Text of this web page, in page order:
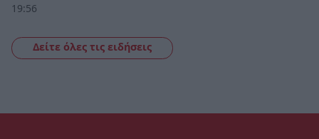
19:56
Δείτε όλες τις ειδήσεις